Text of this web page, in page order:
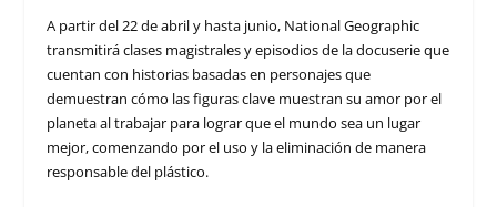
A partir del 22 de abril y hasta junio, National Geographic
transmitirá clases magistrales y episodios de la docuserie que
cuentan con historias basadas en personajes que
demuestran cómo las figuras clave muestran su amor por el
planeta al trabajar para lograr que el mundo sea un lugar
mejor, comenzando por el uso y la eliminación de manera
responsable del plástico.